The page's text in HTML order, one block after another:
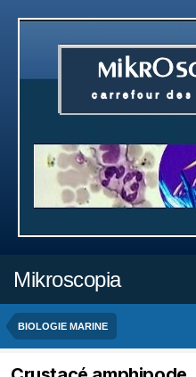
Mikroscopia
BIOLOGIE MARINE